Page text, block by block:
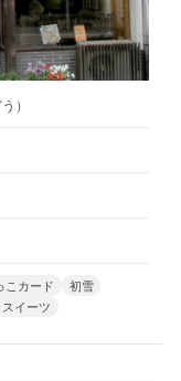
）
こカード
初雪
イーツ